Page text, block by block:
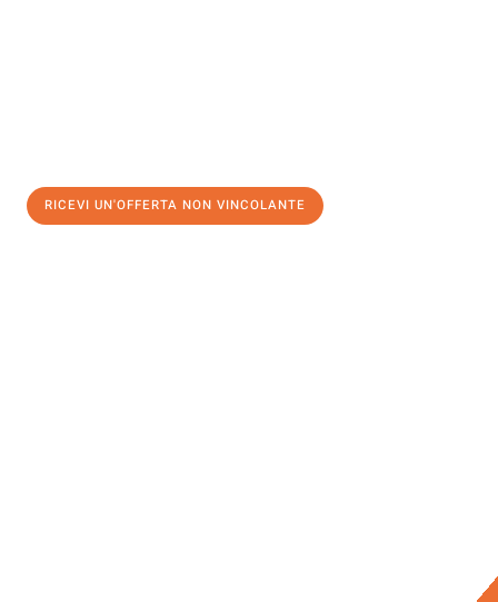
RICEVI UN'OFFERTA NON VINCOLANTE